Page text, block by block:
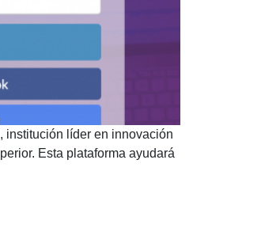
institución líder en innovación
Esta plataforma ayudará